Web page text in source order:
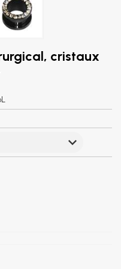
cristaux